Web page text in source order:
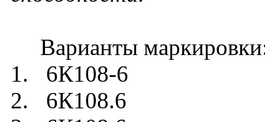
Варианты
1. 6К108-6
2. 6К108.6